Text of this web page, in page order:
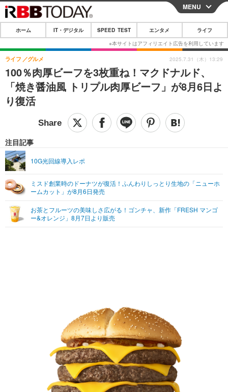
CLOSE
ホーム
IT・デジタル
IT・デジタルTOP スマートフォン
ショッピング その他
SPEED TEST
エンタメ
エンタメTOP 映画・ドラマ
音楽
グラビア ブログ
ペット
その他
リリース一覧
プッシュ通知の停止方法
MENU
ホーム IT・デジタル SPEED TEST エンタメ ライフ
100％肉厚ビーフを3枚重ね！マクドナルド、
「焼き醤油風 トリプル肉厚ビーフ」が8月6日よ
り復活
ライフ グルメ
注目記事
10G光回線導入レポ
ミスド創業時のドーナツが復活！ふんわりしっとり生地の「ニューホ
ームカット」が8月6日発売
お茶とフルーツの美味しさ広がる！ゴンチャ、新作「FRESH マンゴ
ー&オレンジ」8月7日より販売
2025.7.31（木）13:29